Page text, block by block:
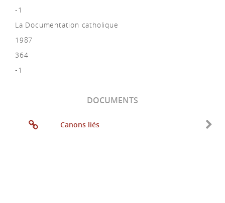
-1
La Documentation catholique
1987
364
-1
DOCUMENTS
Canons liés